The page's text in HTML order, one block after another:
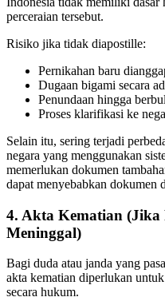
perceraian tersebut.
Risiko jika tidak diapostille:
Pernikahan baru
Dugaan bigami secara
Penundaan hingga
Proses klarifikasi ke
Selain itu, sering terjadi
negara yang menggunakan
memerlukan dokumen
dapat menyebabkan dokumen
4. Akta Kematian (Jika
Meninggal)
Bagi duda atau janda yang
akta kematian diperlukan
secara hukum.